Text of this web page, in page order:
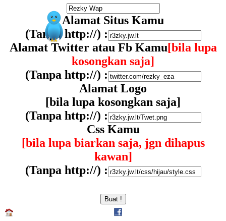
Alamat Situs Kamu
(Tanpa http://) :
Alamat Twitter atau Fb Kamu[bila lupa
kosongkan saja]
(Tanpa http://) :
Alamat Logo
[bila lupa kosongkan saja]
(Tanpa http://) :
Css Kamu
[bila lupa biarkan saja, jgn dihapus
kawan]
(Tanpa http://) :